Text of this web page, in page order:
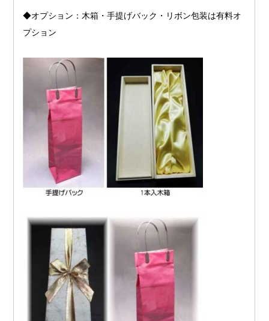
◆オプション：木箱・手提げバック・リボン包装は有料オ
プション